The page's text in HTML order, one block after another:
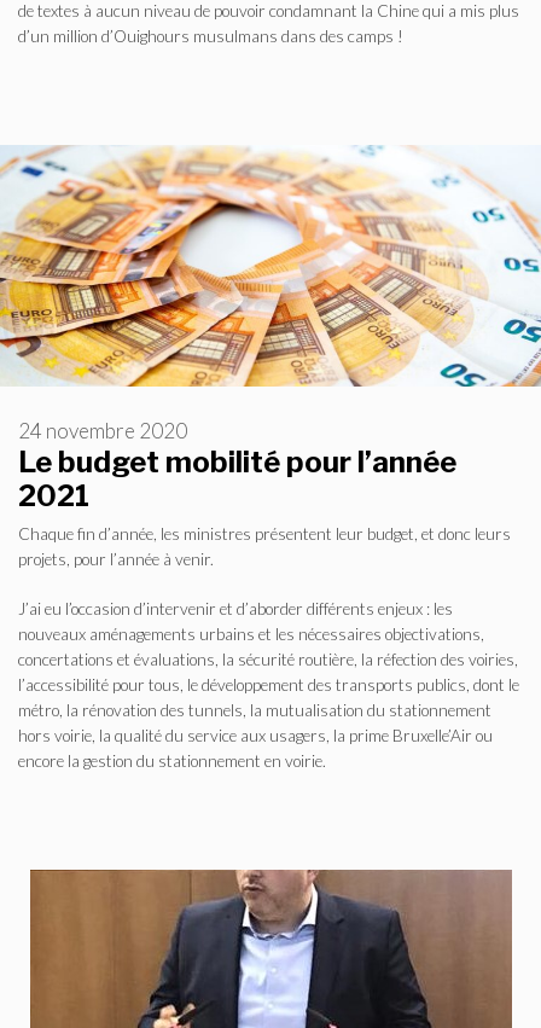
de textes à aucun niveau de pouvoir condamnant la Chine qui a mis plus
d’un million d’Ouighours musulmans dans des camps !
Le budget mobilité pour l’année
2021
24 novembre 2020
Chaque fin d’année, les ministres présentent leur budget, et donc leurs
projets, pour l’année à venir.
J’ai eu l’occasion d’intervenir et d’aborder différents enjeux : les
nouveaux aménagements urbains et les nécessaires objectivations,
concertations et évaluations, la sécurité routière, la réfection des voiries,
l’accessibilité pour tous, le développement des transports publics, dont le
métro, la rénovation des tunnels, la mutualisation du stationnement
hors voirie, la qualité du service aux usagers, la prime Bruxelle’Air ou
encore la gestion du stationnement en voirie.